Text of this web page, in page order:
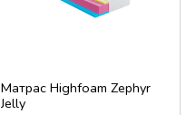
Матрас Highfoam Zephyr
Jelly